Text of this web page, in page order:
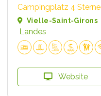
Campingplatz 4 Sterne
Vielle-Saint-Girons
Landes
Website